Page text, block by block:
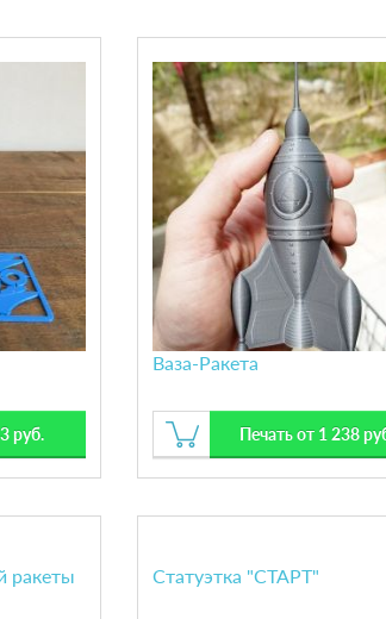
руб.
Ваза-Ракета
Печать от 1 238
ракеты Статуэтка "СТАРТ"